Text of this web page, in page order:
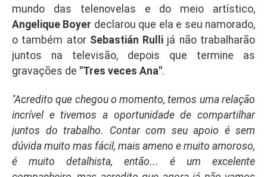
mundo das telenovelas e do meio artístico,
Angelique Boyer declarou que ela e seu namorado,
o também ator Sebastián Rulli já não trabalharão
juntos na televisão, depois que termine as
gravações de "Tres veces Ana".
"Acredito que chegou o momento, temos uma relação
incrível e tivemos a oportunidade de compartilhar
juntos do trabalho. Contar com seu apoio é sem
dúvida muito mas fácil, mais ameno e muito amoroso,
é muito detalhista, então... é um excelente